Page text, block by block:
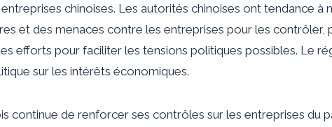
chinoises. Les autorités chinoises ont tendance à
et des menaces contre les entreprises pour les contrôler,
efforts pour faciliter les tensions politiques possibles. Le
sur les intérêts économiques.
continue de renforcer ses contrôles sur les entreprises du